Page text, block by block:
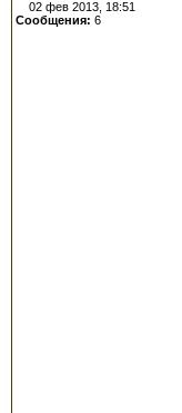
02 фев 2013, 18:51
Сообщения: 6